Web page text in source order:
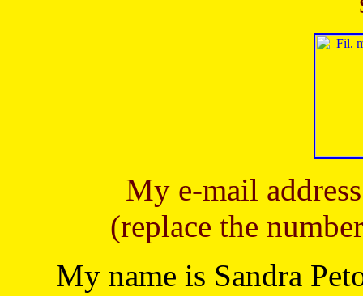
My e-mail
(replace the
My name is Sandra